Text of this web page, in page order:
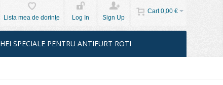
Cart 0,00 €
Lista mea de dorinţe Log In Sign Up
SPECIALE PENTRU ANTIFURT ROTI